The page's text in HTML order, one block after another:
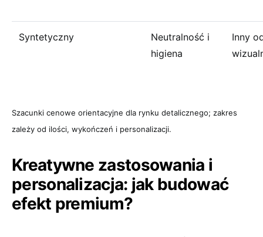
Syntetyczny
Neutralność i
higiena
Inny
Szacunki cenowe orientacyjne dla rynku detalicznego; zakres
zależy od ilości, wykończeń i personalizacji.
Kreatywne zastosowania i
personalizacja: jak budować
efekt premium?